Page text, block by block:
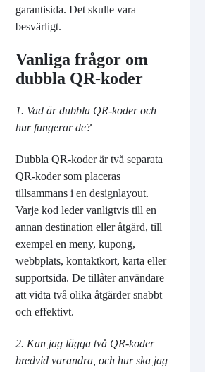
garantisida. Det skulle vara
besvärligt.
Vanliga frågor om
dubbla QR-koder
1. Vad är dubbla QR-koder och
hur fungerar de?
Dubbla QR-koder är två separata
QR-koder som placeras
tillsammans i en designlayout.
Varje kod leder vanligtvis till en
annan destination eller åtgärd, till
exempel en meny, kupong,
webbplats, kontaktkort, karta eller
supportsida. De tillåter användare
att vidta två olika åtgärder snabbt
och effektivt.
2. Kan jag lägga två QR-koder
bredvid varandra, och hur ska jag